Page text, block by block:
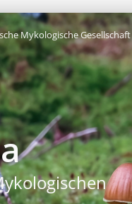
Mykologische Gesellschaft